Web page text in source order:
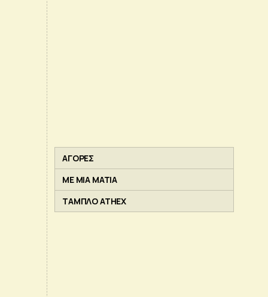
ΑΓΟΡΕΣ
ΜΕ ΜΙΑ ΜΑΤΙΑ
ΤΑΜΠΛΟ ATHEX